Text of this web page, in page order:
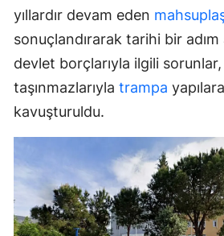
yıllardır devam eden
sonuçlandırarak tarihi bir
devlet borçlarıyla ilgili
taşınmazlarıyla trampa
kavuşturuldu.